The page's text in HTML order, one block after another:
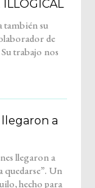
ILLOGICAL
llegaron a